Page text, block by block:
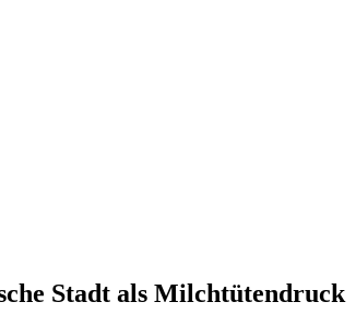
Stadt als Milchtütendruck